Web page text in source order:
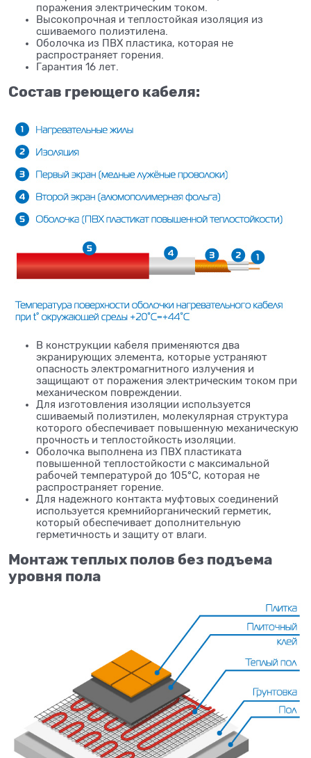
поражения электрическим током.
Высокопрочная и теплостойкая изоляция из
сшиваемого полиэтилена.
Оболочка из ПВХ пластика, которая не
распространяет горения.
Гарантия 16 лет.
Состав греющего кабеля:
В конструкции кабеля применяются два
экранирующих элемента, которые устраняют
опасность электромагнитного излучения и
защищают от поражения электрическим током при
механическом повреждении.
Для изготовления изоляции используется
сшиваемый полиэтилен, молекулярная структура
которого обеспечивает повышенную механическую
прочность и теплостойкость изоляции.
Оболочка выполнена из ПВХ пластиката
повышенной теплостойкости с максимальной
рабочей температурой до 105°С, которая не
распространяет горение.
Для надежного контакта муфтовых соединений
используется кремнийорганический герметик,
который обеспечивает дополнительную
герметичность и защиту от влаги.
Монтаж теплых полов без подъема
уровня пола